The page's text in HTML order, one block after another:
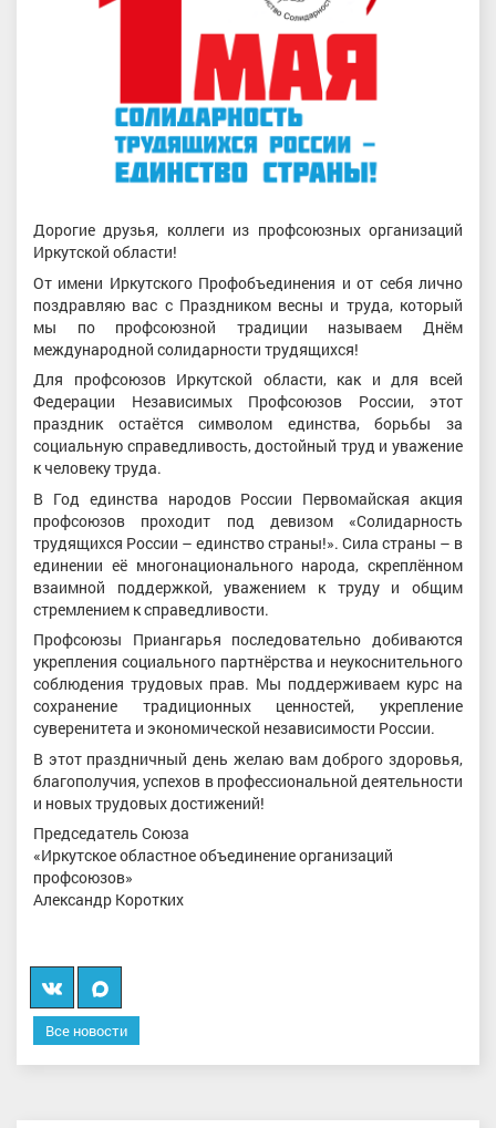
Дорогие друзья, коллеги из профсоюзных организаций
Иркутской области!
От имени Иркутского Профобъединения и от себя лично
поздравляю вас с Праздником весны и труда, который
мы по профсоюзной традиции называем Днём
международной солидарности трудящихся!
Для профсоюзов Иркутской области, как и для всей
Федерации Независимых Профсоюзов России, этот
праздник остаётся символом единства, борьбы за
социальную справедливость, достойный труд и уважение
к человеку труда.
В Год единства народов России Первомайская акция
профсоюзов проходит под девизом «Солидарность
трудящихся России – единство страны!». Сила страны – в
единении её многонационального народа, скреплённом
взаимной поддержкой, уважением к труду и общим
стремлением к справедливости.
Профсоюзы Приангарья последовательно добиваются
укрепления социального партнёрства и неукоснительного
соблюдения трудовых прав. Мы поддерживаем курс на
сохранение традиционных ценностей, укрепление
суверенитета и экономической независимости России.
В этот праздничный день желаю вам доброго здоровья,
благополучия, успехов в профессиональной деятельности
и новых трудовых достижений!
Председатель Союза
«Иркутское областное объединение организаций
профсоюзов»
Александр Коротких
Вконтакте
Мы
в
MAX
Все новости